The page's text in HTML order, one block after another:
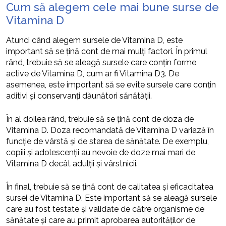
Cum să alegem cele mai bune surse de
Vitamina D
Atunci când alegem sursele de Vitamina D, este
important să se țină cont de mai mulți factori. În primul
rând, trebuie să se aleagă sursele care conțin forme
active de Vitamina D, cum ar fi Vitamina D3. De
asemenea, este important să se evite sursele care conțin
aditivi și conservanți dăunători sănătății.
În al doilea rând, trebuie să se țină cont de doza de
Vitamina D. Doza recomandată de Vitamina D variază în
funcție de vârstă și de starea de sănătate. De exemplu,
copiii și adolescenții au nevoie de doze mai mari de
Vitamina D decât adulții și vârstnicii.
În final, trebuie să se țină cont de calitatea și eficacitatea
sursei de Vitamina D. Este important să se aleagă sursele
care au fost testate și validate de către organisme de
sănătate și care au primit aprobarea autorităților de